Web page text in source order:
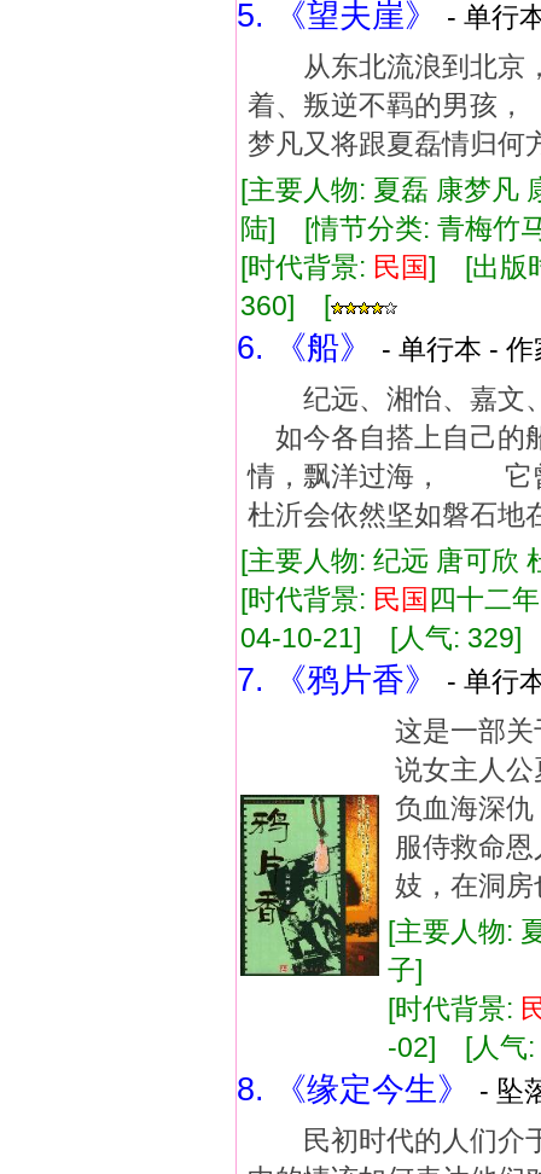
5. 《望夫崖》
- 单行
从东北流浪到北
着、叛逆不羁的男
梦凡又将跟夏磊情归何
[主要人物: 夏磊 康梦凡
陆] [情节分类: 青梅竹
[时代背景: 民国] [出版
360] [
6. 《船》
- 单行本 -
纪远、湘怡、嘉文
如今各自搭上自己
情，飘洋过海， 它
杜沂会依然坚如磐石地
[主要人物: 纪远 唐可
[时代背景: 民国 四十二
04-10-21] [人气:
7. 《鸦片香》
- 单行
这是一部
说女主人
负血海深
服侍救命
妓，在洞
[主要人物:
子]
[时代背景:
-02] [人气
8. 《缘定今生》
- 坠
民初时代的人们介于